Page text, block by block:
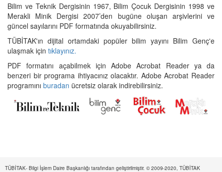
Bilim ve Teknik Dergisinin 1967, Bilim Çocuk Dergisinin 1998 ve
Merakli Minik Dergisi 2007’den bugüne oluşan arşivlerini ve
güncel sayılarını PDF formatında okuyabilirsiniz.
TÜBİTAK'ın dijital ortamdaki popüler bilim yayını Bilim Genç'e
ulaşmak için tıklayınız.
PDF formatını açabilmek için Adobe Acrobat Reader ya da
benzeri bir programa ihtiyacınız olacaktır. Adobe Acrobat Reader
programını buradan ücretsiz olarak indirebilirsiniz.
TÜBİTAK- Bilgi İşlem Daire Başkanlığı tarafından geliştirilmiştir. © 2009-2020, TÜBİTAK